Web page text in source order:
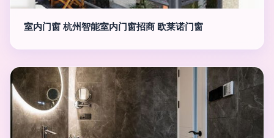
室内门窗 杭州智能室内门窗招商 欧莱诺门窗